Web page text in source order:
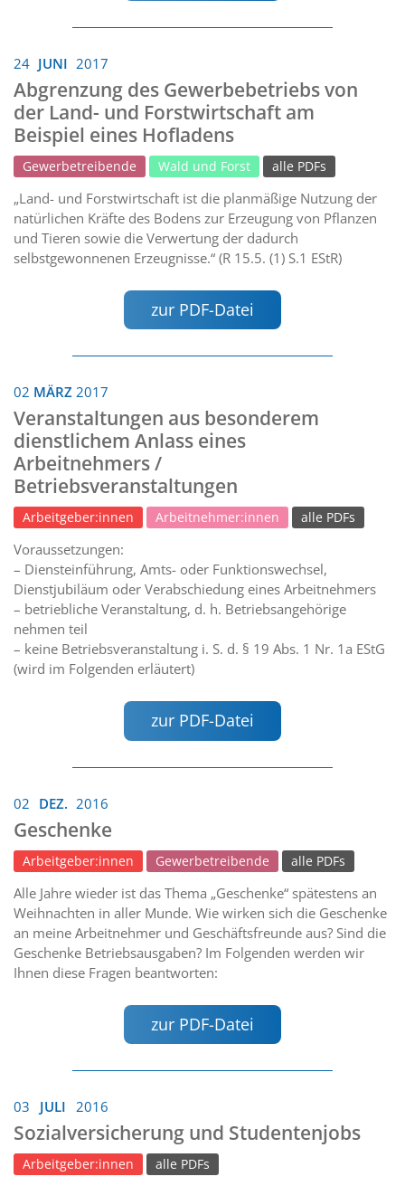
24 JUNI 2017
Abgrenzung des Gewerbebetriebs von
der Land- und Forstwirtschaft am
Beispiel eines Hofladens
Gewerbetreibende Wald und Forst alle PDFs
„Land- und Forstwirtschaft ist die planmäßige Nutzung der
natürlichen Kräfte des Bodens zur Erzeugung von Pflanzen
und Tieren sowie die Verwertung der dadurch
selbstgewonnenen Erzeugnisse.“ (R 15.5. (1) S.1 EStR)
zur PDF-Datei
02 MÄRZ 2017
Veranstaltungen aus besonderem
dienstlichem Anlass eines
Arbeitnehmers /
Betriebsveranstaltungen
Arbeitgeber:innen Arbeitnehmer:innen alle PDFs
Voraussetzungen:
– Diensteinführung, Amts- oder Funktionswechsel,
Dienstjubiläum oder Verabschiedung eines Arbeitnehmers
– betriebliche Veranstaltung, d. h. Betriebsangehörige
nehmen teil
– keine Betriebsveranstaltung i. S. d. § 19 Abs. 1 Nr. 1a EStG
(wird im Folgenden erläutert)
zur PDF-Datei
02 DEZ. 2016
Geschenke
Arbeitgeber:innen Gewerbetreibende alle PDFs
Alle Jahre wieder ist das Thema „Geschenke“ spätestens an
Weihnachten in aller Munde. Wie wirken sich die Geschenke
an meine Arbeitnehmer und Geschäftsfreunde aus? Sind die
Geschenke Betriebsausgaben? Im Folgenden werden wir
Ihnen diese Fragen beantworten:
zur PDF-Datei
03 JULI 2016
Sozialversicherung und Studentenjobs
Arbeitgeber:innen alle PDFs